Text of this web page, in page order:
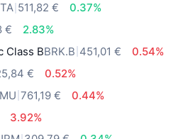
511,82 €
0.37%
€
2.83%
Class BBRK.B 451,01 €
0.54%
€
0.52%
MU 761,19 €
0.44%
3.92%